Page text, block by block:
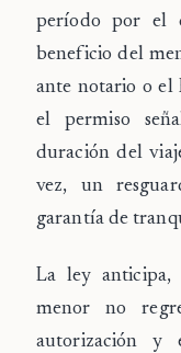
período por el
beneficio del
ante notario o el
el permiso
duración del
vez, un
garantía de
La ley anticipa,
menor no
autorización